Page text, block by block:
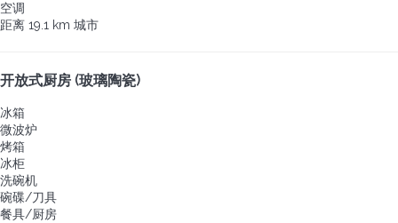
空调
距离 19.1 km 城市
开放式厨房 (玻璃陶瓷)
冰箱
微波炉
烤箱
冰柜
洗碗机
碗碟/刀具
餐具/厨房